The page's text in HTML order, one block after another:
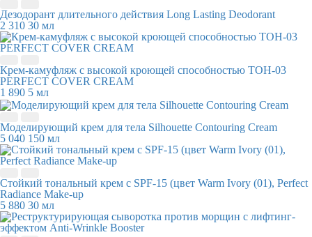
Дезодорант длительного действия Long Lasting Deodorant
2 310 30 мл
Крем-камуфляж с высокой кроющей способностью ТОН-03
PERFECT COVER CREAM
1 890 5 мл
Моделирующий крем для тела Silhouette Contouring Cream
5 040 150 мл
Стойкий тональный крем с SPF-15 (цвет Warm Ivory (01), Perfect
Radiance Make-up
5 880 30 мл